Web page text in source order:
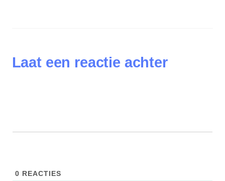
Laat een reactie achter
0 REACTIES